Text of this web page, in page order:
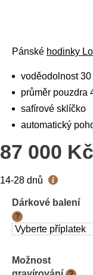
87 000 Kč
Měrná
14-28 dnů
Dárkové balení
?
Možnost
Pánské hodinky
voděodolnost 30
průměr pouzdra
safírové sklíčko
automatický